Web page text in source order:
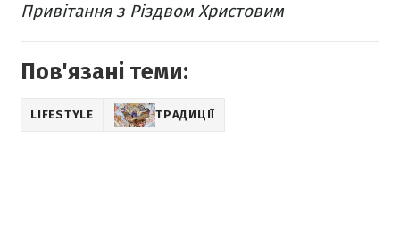
Привітання з Різдвом Христовим
Пов'язані теми:
LIFESTYLE ТРАДИЦІЇ